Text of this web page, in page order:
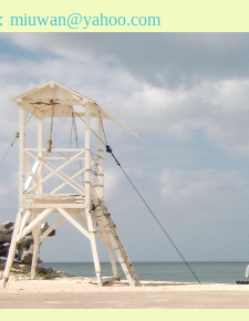
miuwan@yahoo.com